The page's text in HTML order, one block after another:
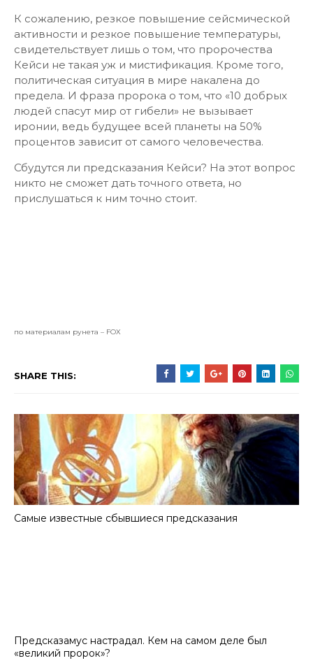
К сожалению, резкое повышение сейсмической
активности и резкое повышение температуры,
свидетельствует лишь о том, что пророчества
Кейси не такая уж и мистификация. Кроме того,
политическая ситуация в мире накалена до
предела. И фраза пророка о том, что «10 добрых
людей спасут мир от гибели» не вызывает
иронии, ведь будущее всей планеты на 50%
процентов зависит от самого человечества.
Сбудутся ли предсказания Кейси? На этот вопрос
никто не сможет дать точного ответа, но
прислушаться к ним точно стоит.
по материалам рунета – FOX
SHARE THIS:
Самые известные сбывшиеся предсказания
Предсказамус настрадал. Кем на самом деле был
«великий пророк»?